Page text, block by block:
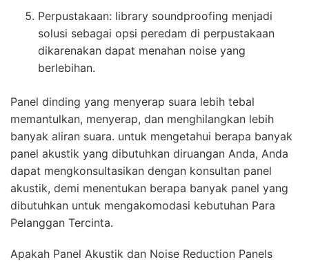
Perpustakaan: library soundproofing menjadi
solusi sebagai opsi peredam di perpustakaan
dikarenakan dapat menahan noise yang
berlebihan.
Panel dinding yang menyerap suara lebih tebal
memantulkan, menyerap, dan menghilangkan lebih
banyak aliran suara. untuk mengetahui berapa banyak
panel akustik yang dibutuhkan diruangan Anda, Anda
dapat mengkonsultasikan dengan konsultan panel
akustik, demi menentukan berapa banyak panel yang
dibutuhkan untuk mengakomodasi kebutuhan Para
Pelanggan Tercinta.
Apakah Panel Akustik dan Noise Reduction Panels